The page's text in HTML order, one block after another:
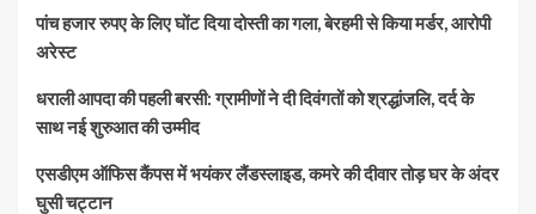
पांच हजार रुपए के लिए घोंट दिया दोस्ती का गला, बेरहमी से किया मर्डर, आरोपी
अरेस्ट
धराली आपदा की पहली बरसी: ग्रामीणों ने दी दिवंगतों को श्रद्धांजलि, दर्द के
साथ नई शुरुआत की उम्मीद
एसडीएम ऑफिस कैंपस में भयंकर लैंडस्लाइड, कमरे की दीवार तोड़ घर के अंदर
घुसी चट्टान